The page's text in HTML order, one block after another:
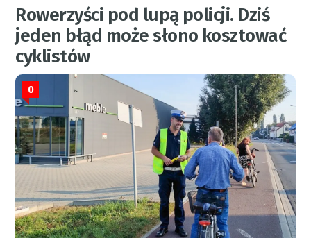
Rowerzyści pod lupą policji. Dziś
jeden błąd może słono kosztować
cyklistów
0